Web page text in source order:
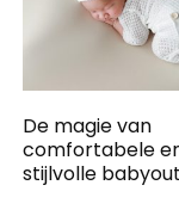
De magie van
comfortabele
stijlvolle